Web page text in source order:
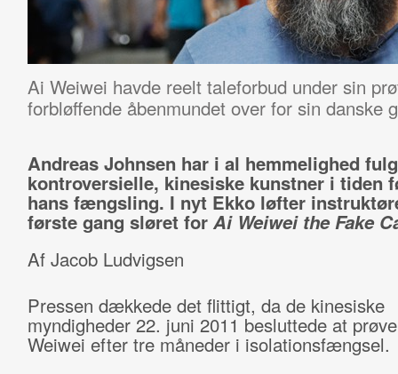
Ai Weiwei havde reelt taleforbud under sin
forbløffende åbenmundet over for sin danske
Andreas Johnsen har i al hemmelighed
kontroversielle, kinesiske kunstner i tiden
hans fængsling. I nyt Ekko løfter
første gang sløret for Ai Weiwei the Fake
Af Jacob Ludvigsen
Pressen dækkede det flittigt, da de kinesiske
myndigheder 22. juni 2011 besluttede at
Weiwei efter tre måneder i isolationsfængsel.